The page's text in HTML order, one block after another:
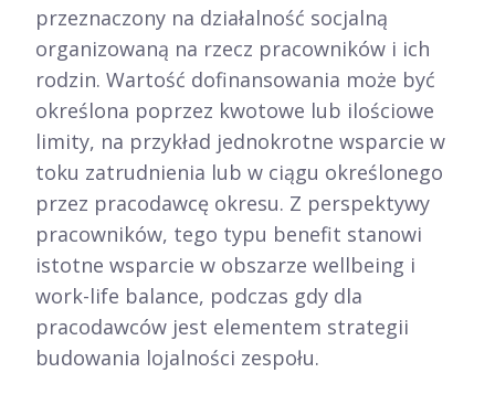
przeznaczony na działalność socjalną
organizowaną na rzecz pracowników i ich
rodzin. Wartość dofinansowania może być
określona poprzez kwotowe lub ilościowe
limity, na przykład jednokrotne wsparcie w
toku zatrudnienia lub w ciągu określonego
przez pracodawcę okresu. Z perspektywy
pracowników, tego typu benefit stanowi
istotne wsparcie w obszarze wellbeing i
work-life balance, podczas gdy dla
pracodawców jest elementem strategii
budowania lojalności zespołu.​